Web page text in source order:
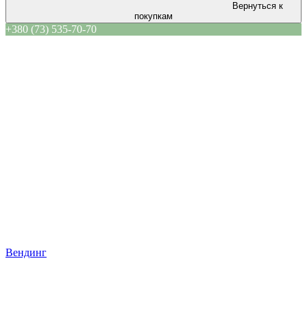
Вернуться к
покупкам
+380 (73) 535-70-70
Вендинг